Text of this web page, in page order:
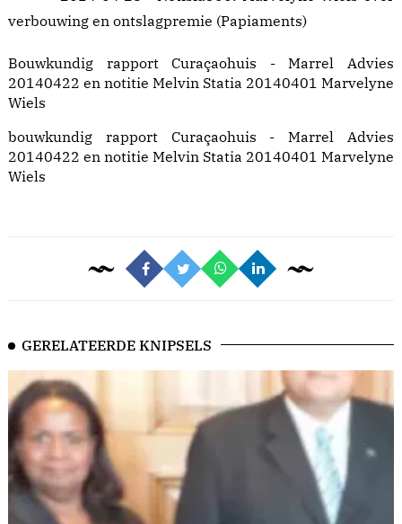
verbouwing en ontslagpremie (Papiaments)
Bouwkundig rapport Curaçaohuis - Marrel Advies
20140422 en notitie Melvin Statia 20140401 Marvelyne
Wiels
bouwkundig rapport Curaçaohuis - Marrel Advies
20140422 en notitie Melvin Statia 20140401 Marvelyne
Wiels
GERELATEERDE KNIPSELS